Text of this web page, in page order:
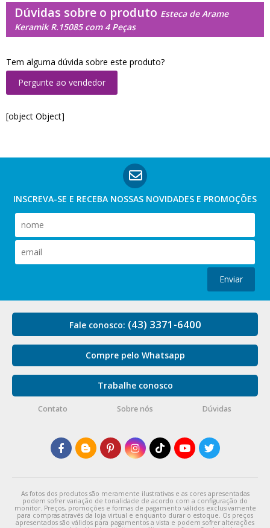
Dúvidas sobre o produto Esteca de Arame
Keramik R.15085 com 4 Peças
Tem alguma dúvida sobre este produto?
Pergunte ao vendedor
[object Object]
INSCREVA-SE E RECEBA NOSSAS NOVIDADES E PROMOÇÕES
Enviar
Fale conosco: (43) 3371-6400
Compre pelo Whatsapp
Trabalhe conosco
Contato Sobre nós Dúvidas
As fotos dos produtos são meramente ilustrativas e as cores apresentadas
podem sofrer variação de tonalidade de acordo com a configuração do
monitor. Preços, promoções e formas de pagamento válidos exclusivamente
para compras através da loja virtual e enquanto durar o estoque. Os preços
apresentados são válidos para pagamentos a vista e podem sofrer alterações